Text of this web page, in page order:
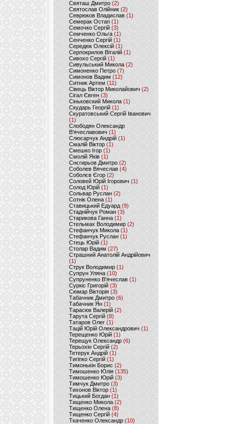
Святаш Дмитро (2)
Святослав Олійник (2)
Севрюков Владислав (1)
Семерак Остап (1)
Семочко Сергій (3)
Семченко Ольга (1)
Сенченко Сергій(1)
Середюк Олексій(1)
Серпокрилов Віталій(1)
Сивохо Сергій(1)
Сивульський Микола(2)
Симоненко Петро(7)
Симонов Вадим (12)
Ситник Артем(11)
Сівець Віктор Миколайович(2)
Сігал Євген (3)
Сіньковский Микола(1)
Скударь Георгій (1)
Скуратовський Сергій Іванович
(1)
Слободян Олександр
В'ячеславович(1)
Слюсарчук Андрій(1)
Смалій Віктор (1)
Смешко Ігор (1)
Смолій Яків (1)
Снєгирьов Дмитро (2)
Соболев Вячеслав (4)
Соболєв Єгор(2)
Соловей Юрій Ігорович (1)
Солод Юрій (1)
Сольвар Руслан (2)
Сотнік Олена(1)
Ставицький Едуард (9)
Стаднійчук Роман(3)
Старикова Ганна (1)
Стельмах Володимир(2)
Стефанчук Микола (1)
Стефанчук Руслан (1)
Стець Юрій (1)
Столар Вадим(27)
Страшний Анатолій Андрійович
(1)
Струк Володимир (1)
Супрун Уляна (10)
Супруненко В'ячеслав (1)
Суркіс Григорій (3)
Сюмар Вікторія (3)
Табачник Дмитро (6)
Табачник Ян(1)
Тарасюк Валерій (2)
Тарута Сергій (8)
Татаров Олег(1)
Тацій Юрій Олександрович(1)
Терещенко Юрій(1)
Терещук Олександр(6)
Терьохін Сергій (2)
Тетерук Андрій (1)
Тигіпко Сергій(1)
Тимонькін Борис (2)
Тимошенко Юлія (135)
Тимошенко Юрій(3)
Тимчук Дмитро (3)
Тихонов Віктор (1)
Тицький Богдан (1)
Тищенко Микола (2)
Тищенко Олена (8)
Тищенко Сергій (4)
Ткаченко Олександр (10)